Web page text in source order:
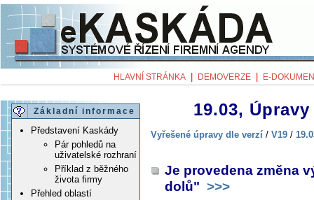
HLAVNÍ STRÁNKA DEMOVERZE E-
Základní informace
Představení Kaskády
Pár pohledů na
uživatelské rozhraní
Příklad z běžného
života firmy
Přehled oblastí
19.03,
Vyřešené úpravy dle verzí / V19 /
Je provedena změna
dolů" >>>